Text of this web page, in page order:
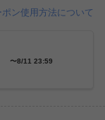
ポン使用方法について
〜8/11 23:59